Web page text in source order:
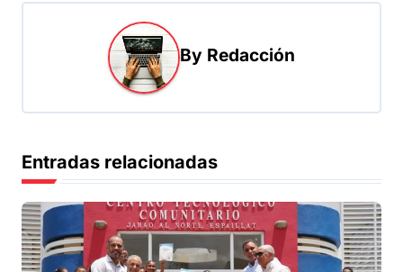
d
e
e
n
By Redacción
Entradas relacionadas